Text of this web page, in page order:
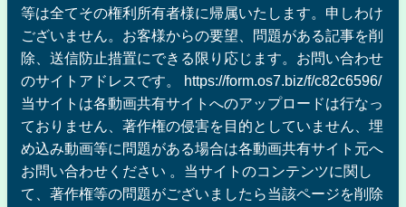
等は全てその権利所有者様に帰属いたします。申しわけ
ございません。お客様からの要望、問題がある記事を削
除、送信防止措置にできる限り応じます。お問い合わせ
のサイトアドレスです。 https://form.os7.biz/f/c82c6596/
当サイトは各動画共有サイトへのアップロードは行なっ
ておりません、著作権の侵害を目的としていません、埋
め込み動画等に問題がある場合は各動画共有サイト元へ
お問い合わせください 。当サイトのコンテンツに関し
て、著作権等の問題がございましたら当該ページを削除